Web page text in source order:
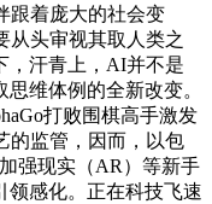
跟着庞大的社会变
从头审视其取人类之
，汗青上，AI并不是
维体例的全新改变。
打败围棋高手激发
的监管，因而，以包
强现实（AR）等新手
领感化。正在科技飞速